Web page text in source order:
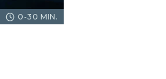
0-30 MIN.